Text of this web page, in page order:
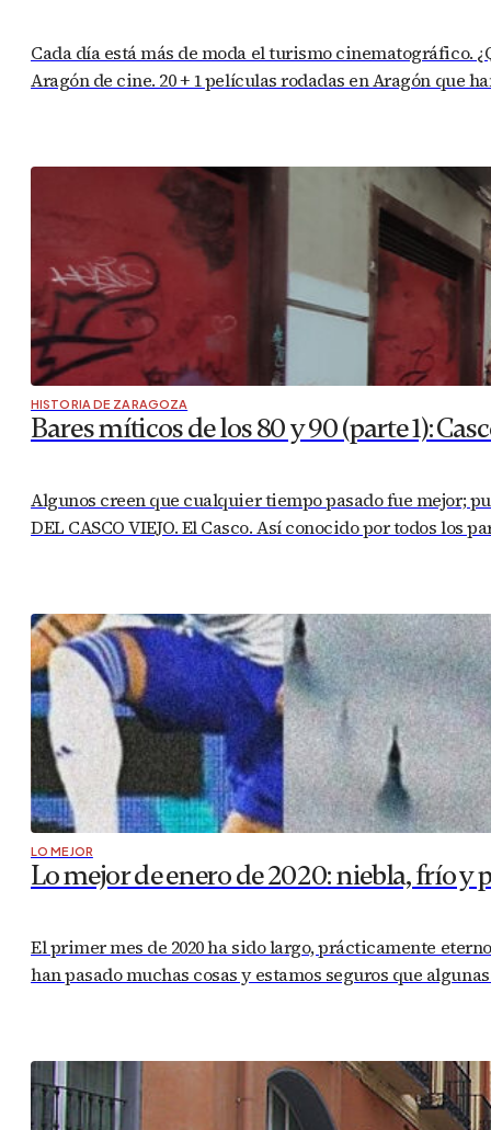
Cada día está más de moda el turismo cinematográfico.
Aragón de cine. 20 + 1 películas rodadas en Aragón que
HISTORIA DE ZARAGOZA
Bares míticos de los 80 y 90 (parte 1):
Algunos creen que cualquier tiempo pasado fue mejor;
DEL CASCO VIEJO. El Casco. Así conocido por todos
LO MEJOR
Lo mejor de enero de 2020: niebla, frío y
El primer mes de 2020 ha sido largo, prácticamente
han pasado muchas cosas y estamos seguros que